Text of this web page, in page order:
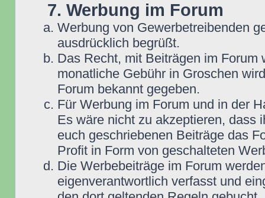
7. Werbung im Forum
Werbung von Gewerbetreibenden
ausdrücklich begrüßt.
Das Recht, mit Beiträgen im
monatliche Gebühr in Groschen
Forum bekannt gegeben.
Für Werbung im Forum und in der
Es wäre nicht zu akzeptieren, dass
euch geschriebenen Beiträge das
Profit in Form von geschalteten
Die Werbebeiträge im Forum
eigenverantwortlich verfasst und